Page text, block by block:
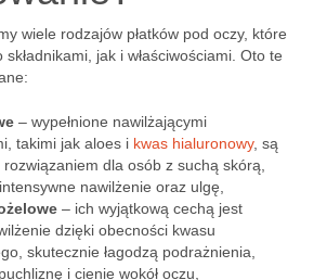
wiele rodzajów płatków pod oczy, które
jak i właściwościami. Oto te
– wypełnione nawilżającymi
takimi jak aloes i kwas hialuronowy, są
rozwiązaniem dla osób z suchą skórą,
nawilżenie oraz ulgę,
– ich wyjątkową cechą jest
dzięki obecności kwasu
skutecznie łagodzą podrażnienia,
i cienie wokół oczu,